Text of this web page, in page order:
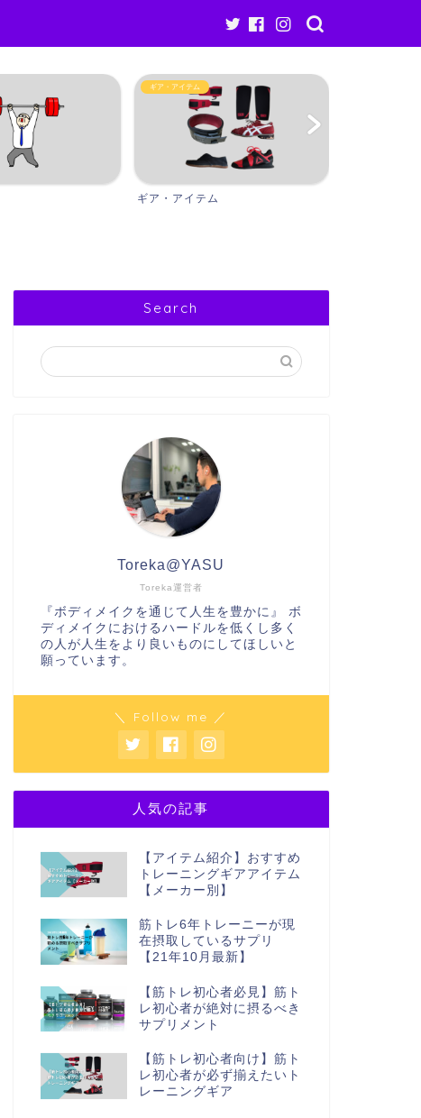
ギア・アイテム
ギア・アイテム
Search
Toreka運営者
Toreka@YASU
『ボディメイクを通じて人生を豊かに』 ボ
ディメイクにおけるハードルを低くし多く
の人が人生をより良いものにしてほしいと
願っています。
＼ Follow me ／
人気の記事
【アイテム紹介】おすすめ
トレーニングギアアイテム
【メーカー別】
筋トレ6年トレーニーが現
在摂取しているサプリ
【21年10月最新】
【筋トレ初心者必見】筋ト
レ初心者が絶対に摂るべき
サプリメント
【筋トレ初心者向け】筋ト
レ初心者が必ず揃えたいト
レーニングギア